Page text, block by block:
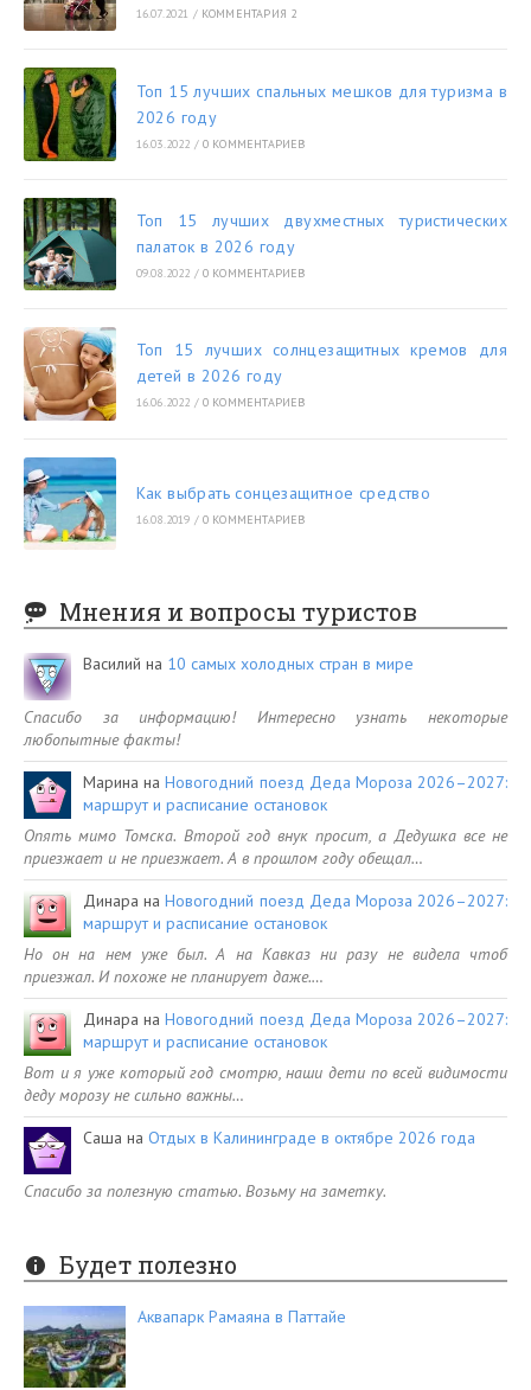
16.07.2021 / КОММЕНТАРИЯ 2
Топ 15 лучших спальных мешков для туризма в
2026 году
16.03.2022 / 0 КОММЕНТАРИЕВ
Топ 15 лучших двухместных туристических
палаток в 2026 году
09.08.2022 / 0 КОММЕНТАРИЕВ
Топ 15 лучших солнцезащитных кремов для
детей в 2026 году
16.06.2022 / 0 КОММЕНТАРИЕВ
Как выбрать сонцезащитное средство
16.08.2019 / 0 КОММЕНТАРИЕВ
Мнения и вопросы туристов
Василий на 10 самых холодных стран в мире
Спасибо за информацию! Интересно узнать некоторые
любопытные факты!
Марина наНовогодний поезд Деда Мороза 2026–2027:
маршрут и расписание остановок
Опять мимо Томска. Второй год внук просит, а Дедушка все не
приезжает и не приезжает. А в прошлом году обещал…
Динара наНовогодний поезд Деда Мороза 2026–2027:
маршрут и расписание остановок
Но он на нем уже был. А на Кавказ ни разу не видела чтоб
приезжал. И похоже не планирует даже.…
Динара наНовогодний поезд Деда Мороза 2026–2027:
маршрут и расписание остановок
Вот и я уже который год смотрю, наши дети по всей видимости
деду морозу не сильно важны…
Саша на Отдых в Калининграде в октябре 2026 года
Спасибо за полезную статью. Возьму на заметку.
Будет полезно
Аквапарк Рамаяна в Паттайе